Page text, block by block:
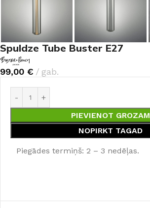
Spuldze Tube Buster E27
99,00 € gab.
PIEVIENOT GROZAM
NOPIRKT TAGAD
Piegādes termiņš: 2 – 3 nedēļas.